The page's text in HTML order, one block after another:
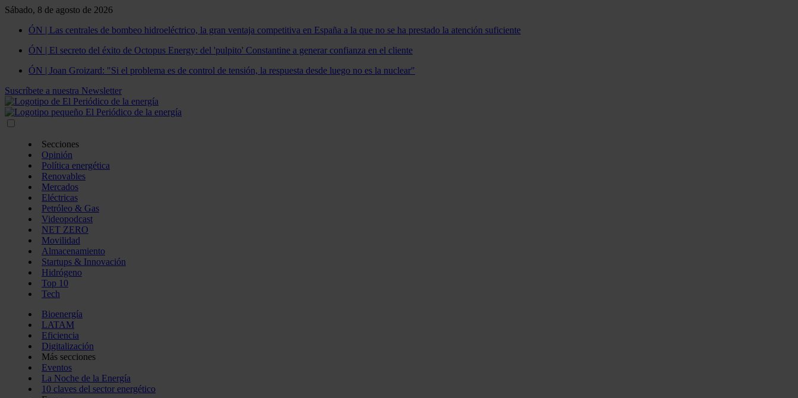
Sábado, 8 de agosto de 2026
ÓN | Las centrales de bombeo hidroeléctrico, la gran ventaja competitiva en España a la que no se ha prestado la atención suficiente
ÓN | El secreto del éxito de Octopus Energy: del 'pulpito' Constantine a generar confianza en el cliente
ÓN | Joan Groizard: "Si el problema es de control de tensión, la respuesta desde luego no es la nuclear"
Suscríbete a nuestra Newsletter
Secciones
Opinión
Política energética
Renovables
Mercados
Eléctricas
Petróleo & Gas
Videopodcast
NET ZERO
Movilidad
Almacenamiento
Startups & Innovación
Hidrógeno
Top 10
Tech
Bioenergía
LATAM
Eficiencia
Digitalización
Más secciones
Eventos
La Noche de la Energía
10 claves del sector energético